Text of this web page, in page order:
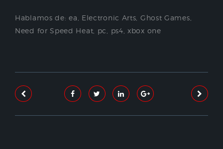
Hablamos de:ea Electronic Arts Ghost Games
Need for Speed Heat pc ps4 xbox one